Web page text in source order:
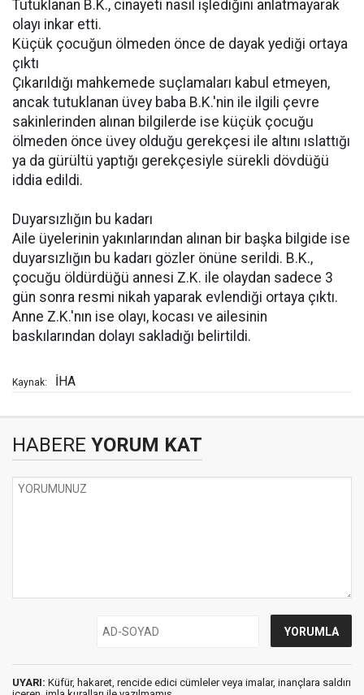
Tutuklanan B.K., cinayeti nasıl işlediğini anlatmayarak
olayı inkar etti.
Küçük çocuğun ölmeden önce de dayak yediği ortaya
çıktı
Çıkarıldığı mahkemede suçlamaları kabul etmeyen,
ancak tutuklanan üvey baba B.K.'nin ile ilgili çevre
sakinlerinden alınan bilgilerde ise küçük çocuğu
ölmeden önce üvey olduğu gerekçesi ile altını ıslattığı
ya da gürültü yaptığı gerekçesiyle sürekli dövdüğü
iddia edildi.
Duyarsızlığın bu kadarı
Aile üyelerinin yakınlarından alınan bir başka bilgide ise
duyarsızlığın bu kadarı gözler önüne serildi. B.K.,
çocuğu öldürdüğü annesi Z.K. ile olaydan sadece 3
gün sonra resmi nikah yaparak evlendiği ortaya çıktı.
Anne Z.K.'nın ise olayı, kocası ve ailesinin
baskılarından dolayı sakladığı belirtildi.
Kaynak: İHA
HABERE YORUM KAT
UYARI: Küfür, hakaret, rencide edici cümleler veya imalar, inançlara saldırı